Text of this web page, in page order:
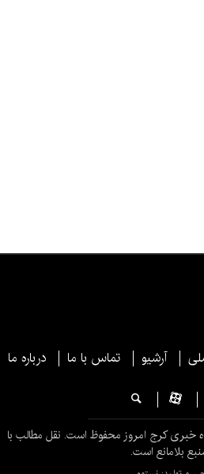
آرشیو تماس با ما درباره ما
خبری کرج امروز محفوظ است. نقل مطالب با
بلامانع است.